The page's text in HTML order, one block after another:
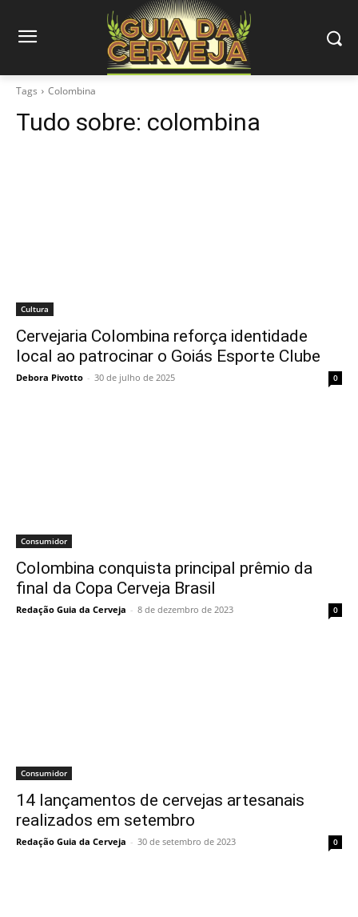
Tags Colombina
Tudo sobre: colombina
Cultura
Cervejaria Colombina reforça identidade
local ao patrocinar o Goiás Esporte Clube
Debora Pivotto - 30 de julho de 2025 0
Consumidor
Colombina conquista principal prêmio da
final da Copa Cerveja Brasil
Redação Guia da Cerveja - 8 de dezembro de 2023 0
Consumidor
14 lançamentos de cervejas artesanais
realizados em setembro
Redação Guia da Cerveja - 30 de setembro de 2023 0